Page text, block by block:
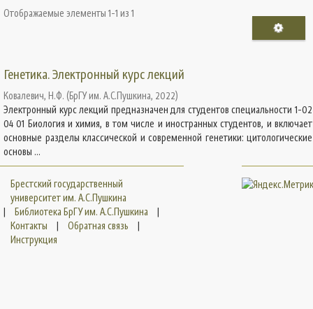
Отображаемые элементы 1-1 из 1
Генетика. Электронный курс лекций
Ковалевич, Н.Ф. (БрГУ им. А.С.Пушкина, 2022)
Электронный курс лекций предназначен для студентов специальности 1-02
04 01 Биология и химия, в том числе и иностранных студентов, и включает
основные разделы классической и современной генетики: цитологические
основы ...
Брестский государственный
университет им. А.С.Пушкина
|
Библиотека БрГУ им. А.С.Пушкина
|
Контакты
| Обратная связь
|
Инструкция